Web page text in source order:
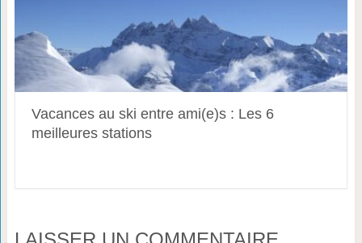
Vacances au ski entre ami(e)s : Les 6
meilleures stations